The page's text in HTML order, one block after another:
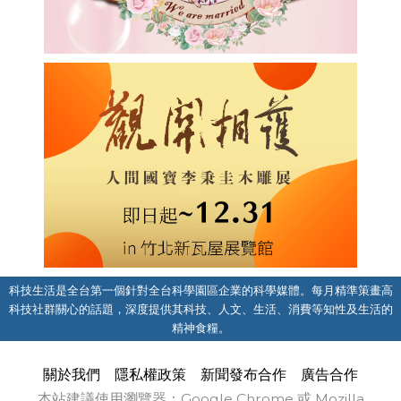
科技生活是全台第一個針對全台科學園區企業的科學媒體。每月精準策畫高
科技社群關心的話題，深度提供其科技、人文、生活、消費等知性及生活的
精神食糧。
關於我們 隱私權政策 新聞發布合作
廣告合作